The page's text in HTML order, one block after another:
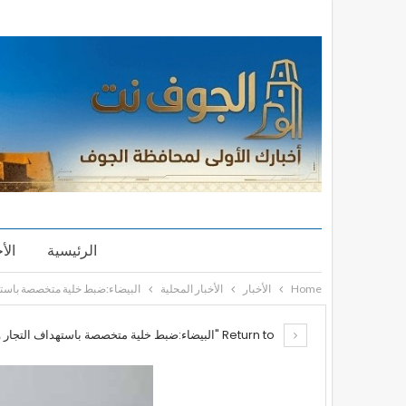
الرئيسية
Home الأخبار الأخبار المحلية البيضاء:ضبط خلية متخصصة